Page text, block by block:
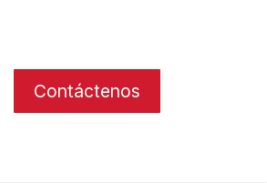
Contáctenos